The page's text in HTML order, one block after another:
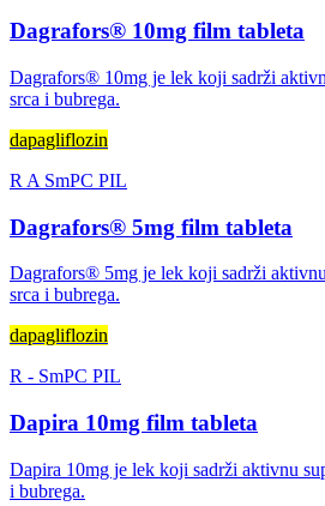
Dagrafors® 10mg film tableta
Dagrafors® 10mg je lek koji sadrži
srca i bubrega.
dapagliflozin
R A SmPC PIL
Dagrafors® 5mg film tableta
Dagrafors® 5mg je lek koji sadrži
srca i bubrega.
dapagliflozin
R - SmPC PIL
Dapira 10mg film tableta
Dapira 10mg je lek koji sadrži aktivnu
i bubrega.